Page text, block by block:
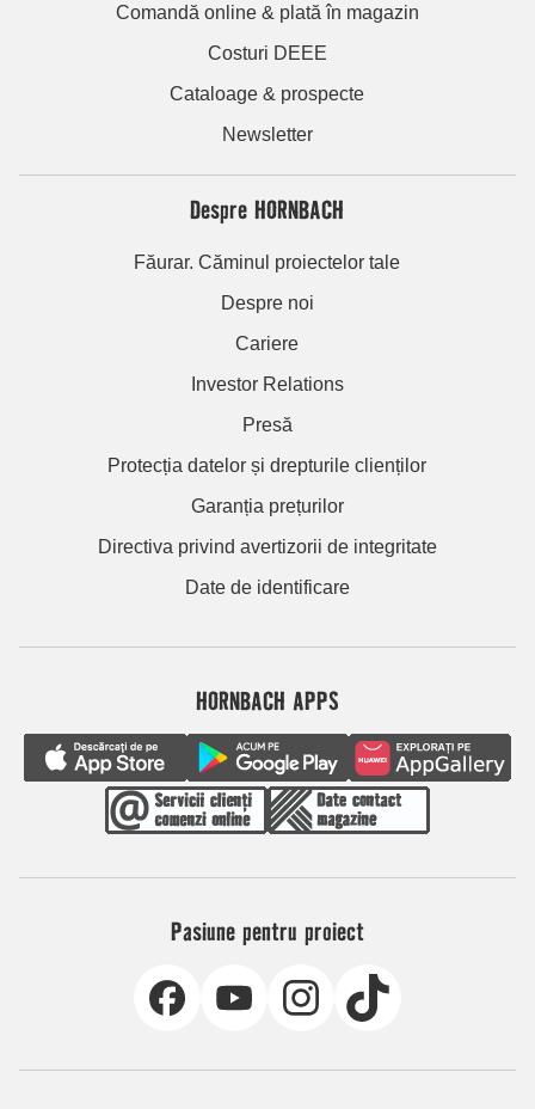
Comandă online & plată în magazin
Costuri DEEE
Cataloage & prospecte
Newsletter
Despre HORNBACH
Făurar. Căminul proiectelor tale
Despre noi
Cariere
Investor Relations
Presă
Protecția datelor și drepturile clienților
Garanția prețurilor
Directiva privind avertizorii de integritate
Date de identificare
HORNBACH APPS
Pasiune pentru proiect